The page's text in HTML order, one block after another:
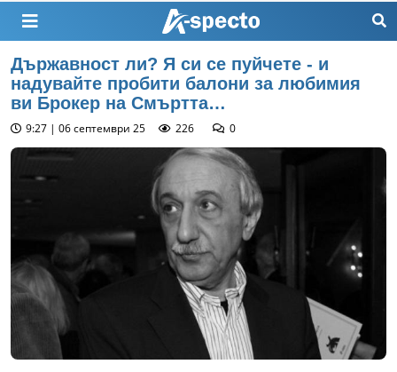
Държавност ли? Я си се пуйчете - и
надувайте пробити балони за любимия
ви Брокер на Смъртта…
9:27 | 06 септември 25 226 0